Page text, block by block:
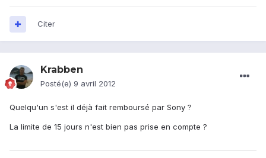
Citer
Krabben
Posté(e) 9 avril 2012
Quelqu'un s'est il déjà fait remboursé par Sony ?
La limite de 15 jours n'est bien pas prise en compte ?